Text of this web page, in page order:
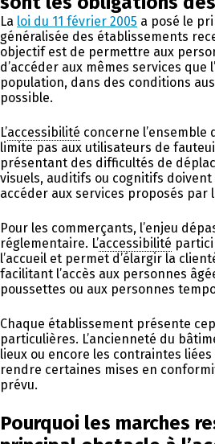
La loi du 11 février 2005 a posé le
généralisée des établissements
objectif est de permettre aux
d’accéder aux mêmes services que
population, dans des conditions
possible.
L’accessibilité concerne l’ensemble
limite pas aux utilisateurs de
présentant des difficultés de
visuels, auditifs ou cognitifs
accéder aux services proposés par
Pour les commerçants, l’enjeu
réglementaire. L’accessibilité
l’accueil et permet d’élargir la
facilitant l’accès aux personnes
poussettes ou aux personnes
Chaque établissement présente
particulières. L’ancienneté du
lieux ou encore les contraintes
rendre certaines mises en
prévu.
Pourquoi les marches